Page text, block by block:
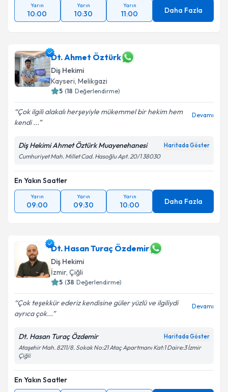
Yarın
10:00
Yarın
10:30
Yarın
11:00 Daha Fazla
Dt. Ahmet Öztürk
Diş Hekimi
Kayseri, Melikgazi
5 (18 Değerlendirme)
Çok ilgili alakalı herşeyiyle mükemmel bir hekim hem
kendi ...
Devamı
Diş Hekimi Ahmet Öztürk Muayenehanesi Haritada Göster
Cumhuriyet Mah. Millet Cad. Hasoğlu Apt. 20/1 38030
En Yakın Saatler
Yarın
09:00
Yarın
09:30
Yarın
10:00 Daha Fazla
Dt. Hasan Turaç Özdemir
Diş Hekimi
İzmir, Çiğli
5 (38 Değerlendirme)
Çok teşekkür ederiz kendisine güler yüzlü ve ilgiliydi
ayrıca çok...
Devamı
Dt. Hasan Turaç Özdemir Haritada Göster
Ataşehir Mah. 8211/8. Sokak No:21 Ataç Apartmanı Kat:1 Daire:3 İzmir
Çiğli
En Yakın Saatler